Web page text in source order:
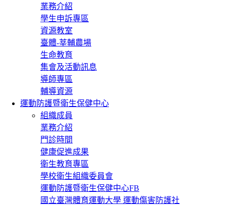
業務介紹
學生申訴專區
資源教室
臺體-莘輔農場
生命教育
集會及活動訊息
導師專區
輔導資源
運動防護暨衛生保健中心
組織成員
業務介紹
門診時間
健康促進成果
衛生教育專區
學校衛生組織委員會
運動防護暨衛生保健中心FB
國立臺灣體育運動大學 運動傷害防護社